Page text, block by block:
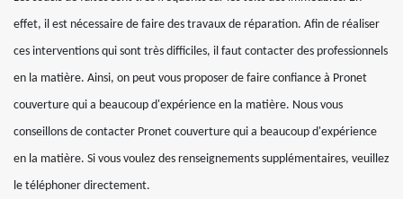
effet, il est nécessaire de faire des travaux de réparation. Afin de réaliser
ces interventions qui sont très difficiles, il faut contacter des professionnels
en la matière. Ainsi, on peut vous proposer de faire confiance à Pronet
couverture qui a beaucoup d'expérience en la matière. Nous vous
conseillons de contacter Pronet couverture qui a beaucoup d'expérience
en la matière. Si vous voulez des renseignements supplémentaires, veuillez
le téléphoner directement.